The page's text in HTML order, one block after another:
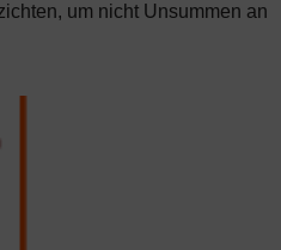
um nicht Unsummen an